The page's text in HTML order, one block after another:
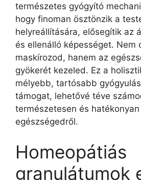
természetes gyógyító
hogy finoman ösztönzik a
helyreállítására, elősegítik az
és ellenálló képességet. Nem
maskírozod, hanem az
gyökerét kezeled. Ez a
mélyebb, tartósabb
támogat, lehetővé téve
természetesen és
egészségedről.
Homeopátiás
granulátumok